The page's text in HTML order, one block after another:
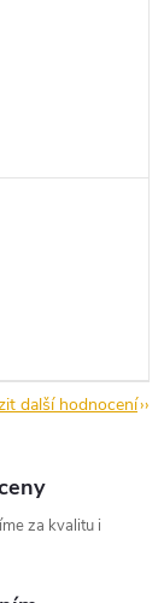
další hodnocení
za kvalitu i